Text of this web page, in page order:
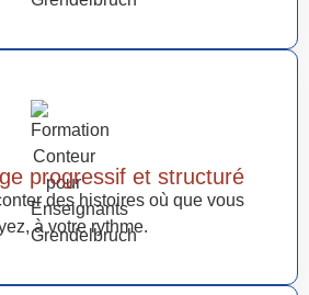
progressif et structuré
des histoires où que vous
à votre rythme.